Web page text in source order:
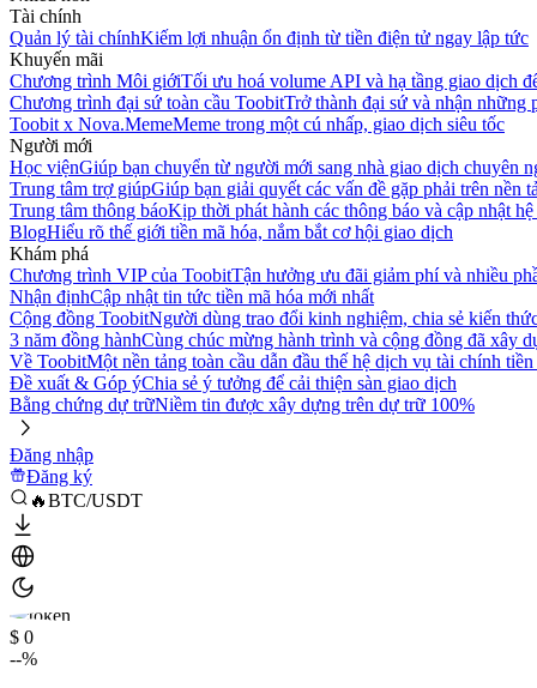
Tài chính
Quản lý tài chínhKiếm lợi nhuận ổn định từ tiền điện tử ngay lập tức
Khuyến mãi
Chương trình Môi giớiTối ưu hoá volume API và hạ tầng giao dịch
Chương trình đại sứ toàn cầu ToobitTrở thành đại sứ và nhận những
Toobit x Nova.MemeMeme trong một cú nhấp, giao dịch siêu tốc
Người mới
Học việnGiúp bạn chuyển từ người mới sang nhà giao dịch chuyên
Trung tâm trợ giúpGiúp bạn giải quyết các vấn đề gặp phải trên nền
Trung tâm thông báoKịp thời phát hành các thông báo và cập nhật
BlogHiểu rõ thế giới tiền mã hóa, nắm bắt cơ hội giao dịch
Khám phá
Chương trình VIP của ToobitTận hưởng ưu đãi giảm phí và nhiều
Nhận địnhCập nhật tin tức tiền mã hóa mới nhất
Cộng đồng ToobitNgười dùng trao đổi kinh nghiệm, chia sẻ kiến
3 năm đồng hànhCùng chúc mừng hành trình và cộng đồng đã xây
Về ToobitMột nền tảng toàn cầu dẫn đầu thế hệ dịch vụ tài chính
Đề xuất & Góp ýChia sẻ ý tưởng để cải thiện sàn giao dịch
Bằng chứng dự trữNiềm tin được xây dựng trên dự trữ 100%
Đăng nhập
Đăng ký
🔥BTC/USDT
$ 0
--%